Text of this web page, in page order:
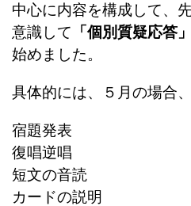
中心に内容を構成して、
意識して 「個別質疑応答
始めました。
具体的には、５月の場合、
宿題発表
復唱逆唱
短文の音読
カードの説明